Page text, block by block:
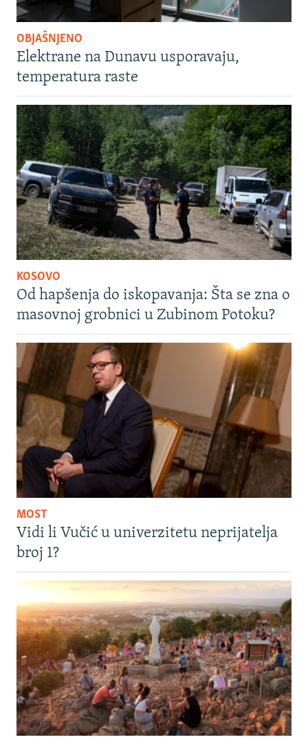
OBJAŠNJENO
Elektrane na Dunavu usporavaju,
temperatura raste
KOSOVO
Od hapšenja do iskopavanja: Šta se zna o
masovnoj grobnici u Zubinom Potoku?
MOST
Vidi li Vučić u univerzitetu neprijatelja
broj 1?